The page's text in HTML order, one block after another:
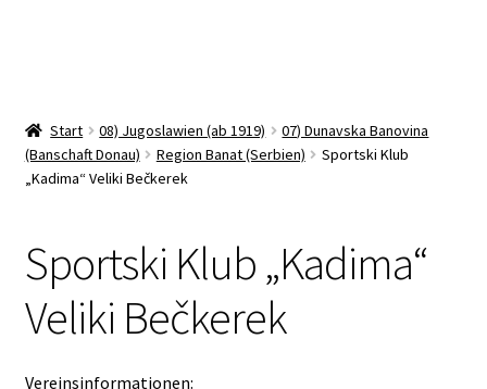
Start 08) Jugoslawien (ab 1919)
07) Dunavska Banovina
(Banschaft Donau)
Region Banat (Serbien)
Sportski Klub
„Kadima“ Veliki Bečkerek
Sportski Klub „Kadima“
Veliki Bečkerek
Vereinsinformationen: